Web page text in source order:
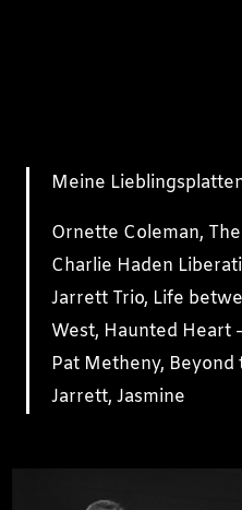
Meine
Ornette Coleman,
Charlie Haden
Jarrett Trio, Life
West, Haunted Heart
Pat Metheny,
Jarrett, Jasmine